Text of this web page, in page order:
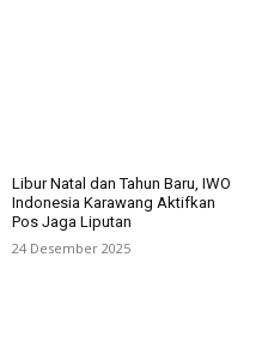
Libur Natal dan Tahun Baru, IWO
Indonesia Karawang Aktifkan
Pos Jaga Liputan
24 Desember 2025